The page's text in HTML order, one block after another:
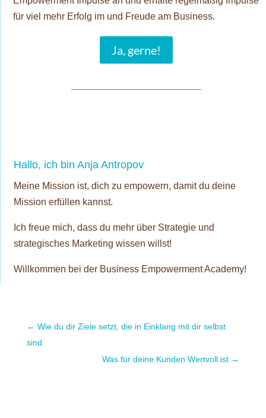
für viel mehr Erfolg im und Freude am Business.
Ja, gerne!
Hallo, ich bin Anja Antropov
Meine Mission ist, dich zu empowern, damit du deine
Mission erfüllen kannst.
Ich freue mich, dass du mehr über Strategie und
strategisches Marketing wissen willst!
Willkommen bei der Business Empowerment Academy!
← Wie du dir Ziele setzt, die in Einklang mit dir selbst
sind
Was für deine Kunden Wertvoll ist →